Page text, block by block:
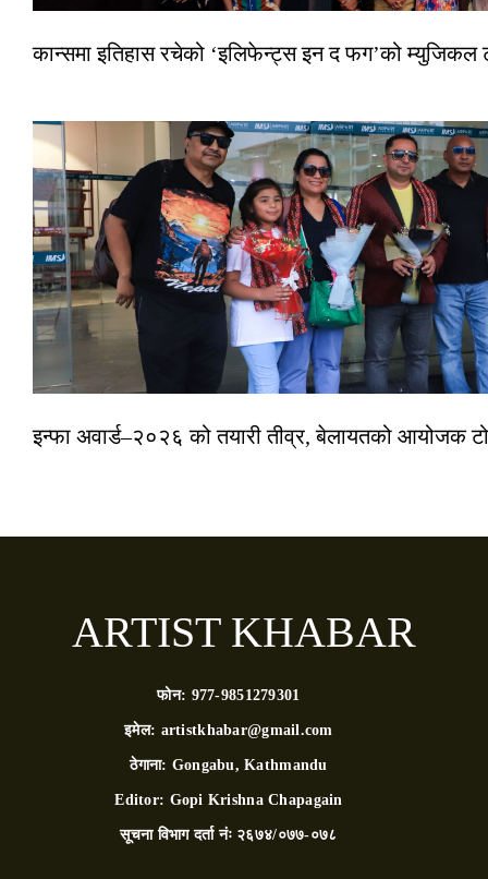
कान्समा इतिहास रचेको ‘इलिफेन्ट्स इन द फग’को म्युजिकल
इन्फा अवार्ड–२०२६ को तयारी तीव्र, बेलायतको आयोजक
ARTIST KHABAR
फोन: 977-9851279301
इमेल: artistkhabar@gmail.com
ठेगाना: Gongabu, Kathmandu
Editor: Gopi Krishna Chapagain
सूचना विभाग दर्ता नंः २६७४/०७७-०७८